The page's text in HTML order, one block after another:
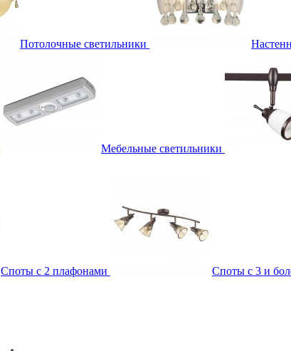
Потолочные светильники
Мебельные светильники
Споты с 2 плафонами
Споты с 3 и